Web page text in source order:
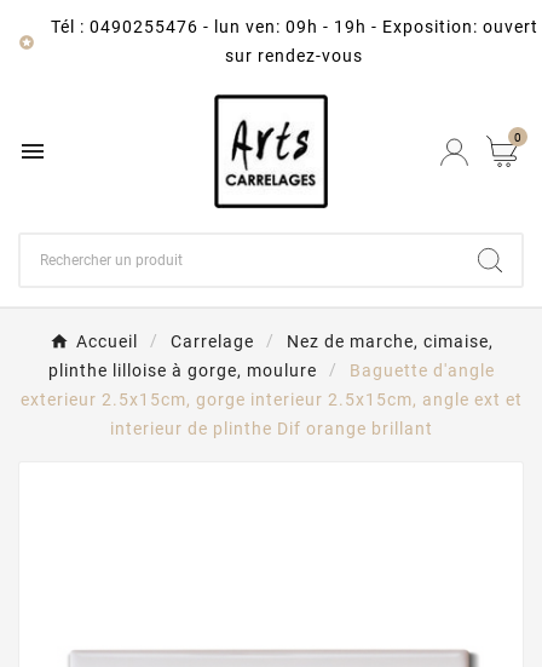

Tél : 0490255476 -
lun ven: 09h - 19h - Exposition: ouvert
sur rendez-vous
 0
Accueil Carrelage
Nez de marche, cimaise,
plinthe lilloise à gorge, moulure
Baguette d'angle
exterieur 2.5x15cm, gorge interieur 2.5x15cm, angle ext et
interieur de plinthe Dif orange brillant